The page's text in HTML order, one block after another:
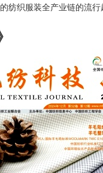
纺织服装全产业链的流行